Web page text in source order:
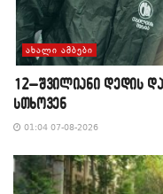
ᲐᲮᲐᲚᲘ ᲐᲛᲑᲔᲑᲘ
12–შვილიანი დედის
სთხოვენ
01:04 07-08-2026